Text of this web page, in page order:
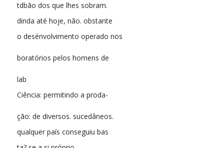
tdbão dos que lhes sobram.
dinda até hoje, não. obstante
o desénvolvimento operado nos
boratórios pelos homens de
lab
Ciência: permitindo a proda-
ção: de diversos. sucedâneos.
qualquer país conseguiu bas